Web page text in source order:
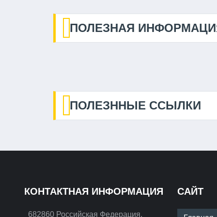
ПОЛЕЗНАЯ
ПОЛЕЗННЫЕ ССЫЛКИ
КОНТАКТНАЯ ИНФОРМАЦИЯ
682860 Российская Федерация,
САЙТ